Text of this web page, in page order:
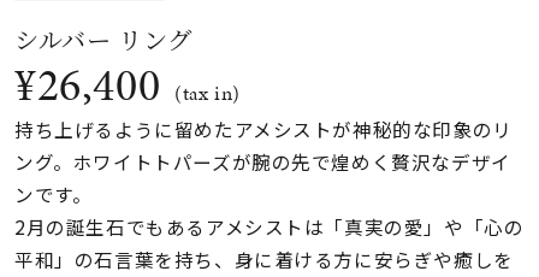
ファッションテイス
着用シーン
コレクション
シルバー リング
¥26,400 (tax in)
持ち上げるように留めたアメシストが神秘的な印象のリ
ング。ホワイトトパーズが腕の先で煌めく贅沢なデザイ
ンです。
2月の誕生石でもあるアメシストは「真実の愛」や「心の
平和」の石言葉を持ち、身に着ける方に安らぎや癒しを